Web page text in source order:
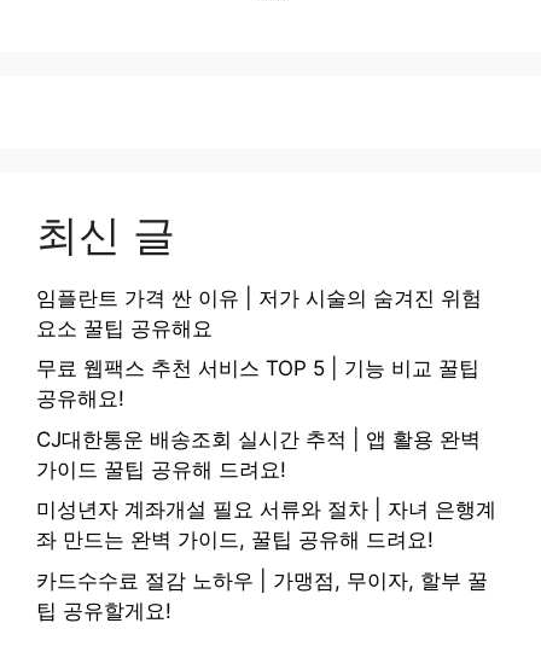
최신 글
임플란트 가격 싼 이유 | 저가 시술의 숨겨진 위험
요소 꿀팁 공유해요
무료 웹팩스 추천 서비스 TOP 5 | 기능 비교 꿀팁
공유해요!
CJ대한통운 배송조회 실시간 추적 | 앱 활용 완벽
가이드 꿀팁 공유해 드려요!
미성년자 계좌개설 필요 서류와 절차 | 자녀 은행계
좌 만드는 완벽 가이드, 꿀팁 공유해 드려요!
카드수수료 절감 노하우 | 가맹점, 무이자, 할부 꿀
팁 공유할게요!